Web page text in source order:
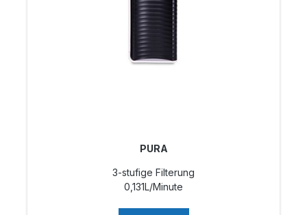
PURA
3-stufige Filterung
0,131L/Minute